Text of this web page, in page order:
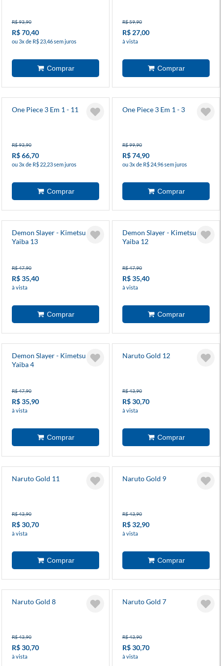
R$ 93,90
R$ 70,40
ou 3x de R$ 23,46 sem juros
R$ 59,90
R$ 27,00
à vista
One Piece 3 Em 1 - 11
R$ 93,90
R$ 66,70
ou 3x de R$ 22,23 sem juros
One Piece 3 Em 1 - 3
R$ 99,90
R$ 74,90
ou 3x de R$ 24,96 sem juros
Demon Slayer - Kimetsu No
Yaiba 13
R$ 47,90
R$ 35,40
à vista
Demon Slayer - Kimetsu No
Yaiba 12
R$ 47,90
R$ 35,40
à vista
Demon Slayer - Kimetsu No
Yaiba 4
R$ 47,90
R$ 35,90
à vista
Naruto Gold 12
R$ 43,90
R$ 30,70
à vista
Naruto Gold 11
R$ 43,90
R$ 30,70
à vista
Naruto Gold 9
R$ 43,90
R$ 32,90
à vista
Naruto Gold 8
R$ 43,90
R$ 30,70
à vista
Naruto Gold 7
R$ 43,90
R$ 30,70
à vista